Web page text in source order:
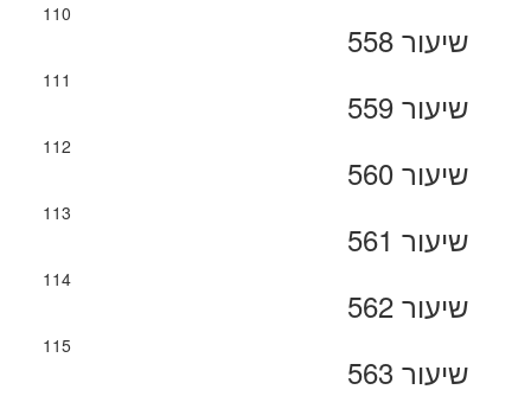
110
שיעור 558
111
שיעור 559
112
שיעור 560
113
שיעור 561
114
שיעור 562
115
שיעור 563